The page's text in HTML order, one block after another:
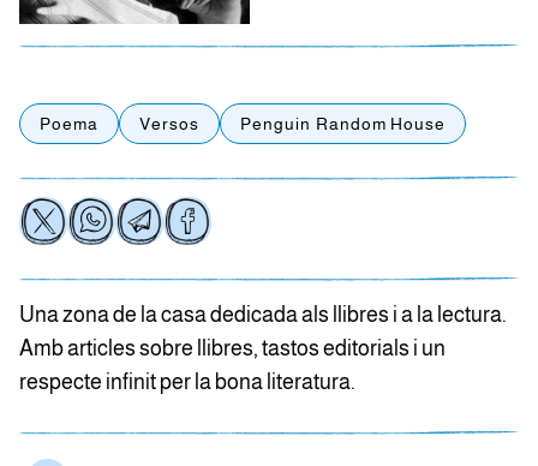
Poema Versos Penguin Random House
Una zona de la casa dedicada als llibres i a la lectura.
Amb articles sobre llibres, tastos editorials i un
respecte infinit per la bona literatura.